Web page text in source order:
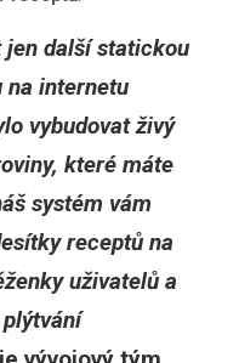
jen další statickou
na internetu
vybudovat živý
které máte
systém vám
receptů na
uživatelů a